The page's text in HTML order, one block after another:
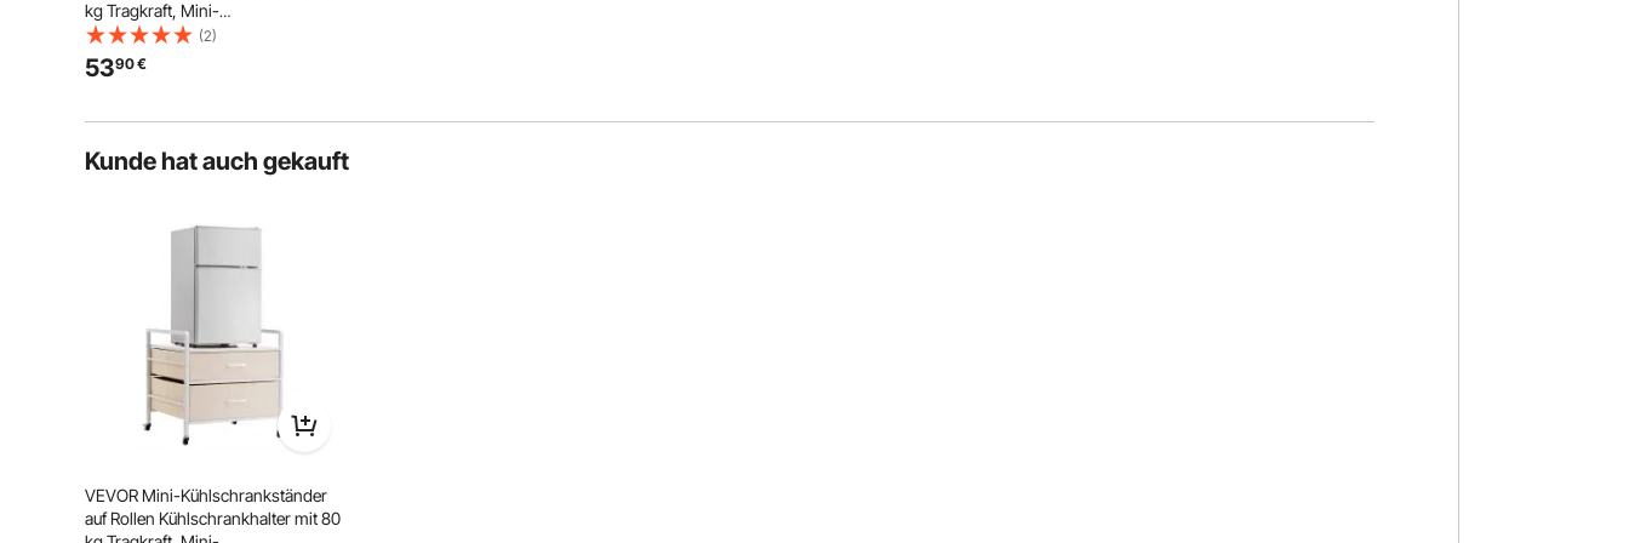
feuchtigkeits- und verschleißfest, was eine lange Haltbarkeit gewährleistet.
kg Tragkraft, Mini-
Kühlschranktisch mit 2 Schubladen
& 4 Lenkrollen, mobiles
Kühlschrankregal für Wohnheim
(2)
5390€
Kunde hat auch gekauft
VEVOR Mini-Kühlschrankständer
auf Rollen Kühlschrankhalter mit 80